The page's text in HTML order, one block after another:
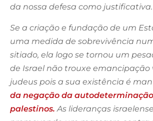
da nossa defesa como justificativa.
Se a criação e fundação de um
uma medida de sobrevivência
sitiado, ela logo se tornou um
de Israel não trouxe emancipação
judeus pois a sua existência é
da negação da
palestinos. As lideranças